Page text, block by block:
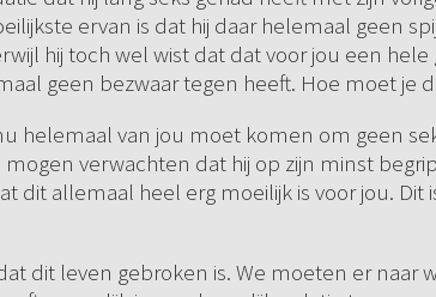
ervan is dat hij daar helemaal geen
hij toch wel wist dat dat voor jou een hele
geen bezwaar tegen heeft. Hoe moet je
helemaal van jou moet komen om geen
mogen verwachten dat hij op zijn minst
dit allemaal heel erg moeilijk is voor jou. Dit
dit leven gebroken is. We moeten er naar